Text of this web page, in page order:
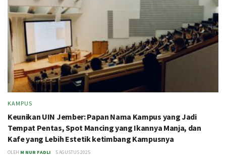
KAMPUS
Keunikan UIN Jember: Papan Nama Kampus yang Jadi
Tempat Pentas, Spot Mancing yang Ikannya Manja, dan
Kafe yang Lebih Estetik ketimbang Kampusnya
OLEH M NUR FADLI 5 AGUSTUS 2025